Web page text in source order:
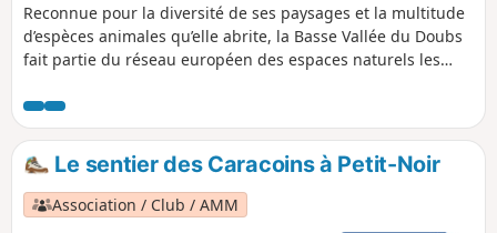
Reconnue pour la diversité de ses paysages et la multitude
d’espèces animales qu’elle abrite, la Basse Vallée du Doubs
fait partie du réseau européen des espaces naturels les
espèces d’oiseaux ont été répertoriées sur l’ensemble de
cette zone protégée, dont le guêpier d’Europe, la
gorgebleue à miroir, la sterne pierregarin, le tarier des prés
et le martin pêcheur.
Le sentier des Caracoins à Petit-Noir
Association / Club / AMM